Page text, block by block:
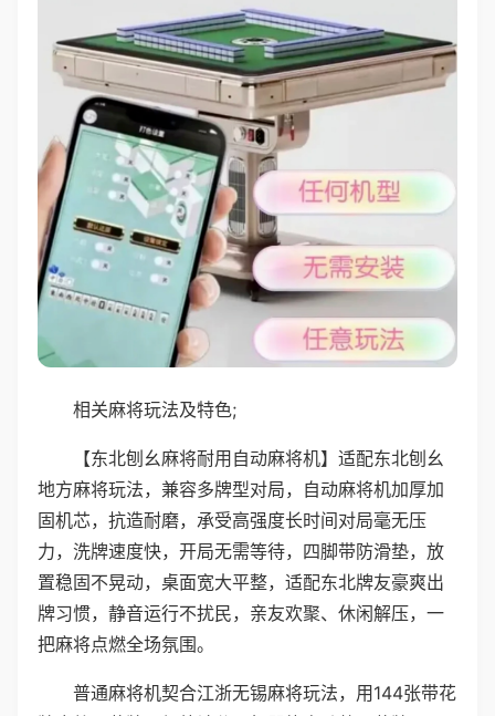
相关麻将玩法及特色;
【东北刨幺麻将耐用自动麻将机】适配东北刨幺
地方麻将玩法，兼容多牌型对局，自动麻将机加厚加
固机芯，抗造耐磨，承受高强度长时间对局毫无压
力，洗牌速度快，开局无需等待，四脚带防滑垫，放
置稳固不晃动，桌面宽大平整，适配东北牌友豪爽出
牌习惯，静音运行不扰民，亲友欢聚、休闲解压，一
把麻将点燃全场氛围。
普通麻将机契合江浙无锡麻将玩法，用144张带花